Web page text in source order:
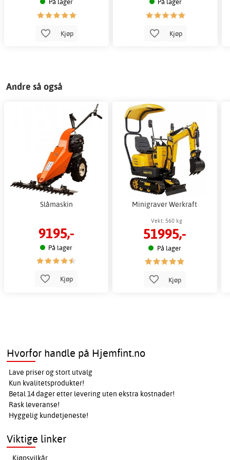
På lager
Kjøp
På lager
Kjøp
Andre så også
Slåmaskin
9195,-
På lager
Kjøp
Minigraver Werkraft
Vekt: 560 kg
51995,-
På lager
Kjøp
Hvorfor handle på Hjemfint.no
Lave priser og stort utvalg
Kun kvalitetsprodukter!
Betal 14 dager etter levering uten ekstra kostnader!
Rask leveranse!
Hyggelig kundetjeneste!
Viktige linker
Kjøpsvilkår